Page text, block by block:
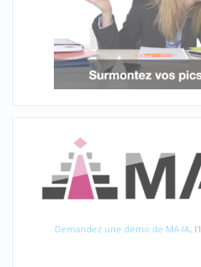
Demandez une démo de MA-IA,